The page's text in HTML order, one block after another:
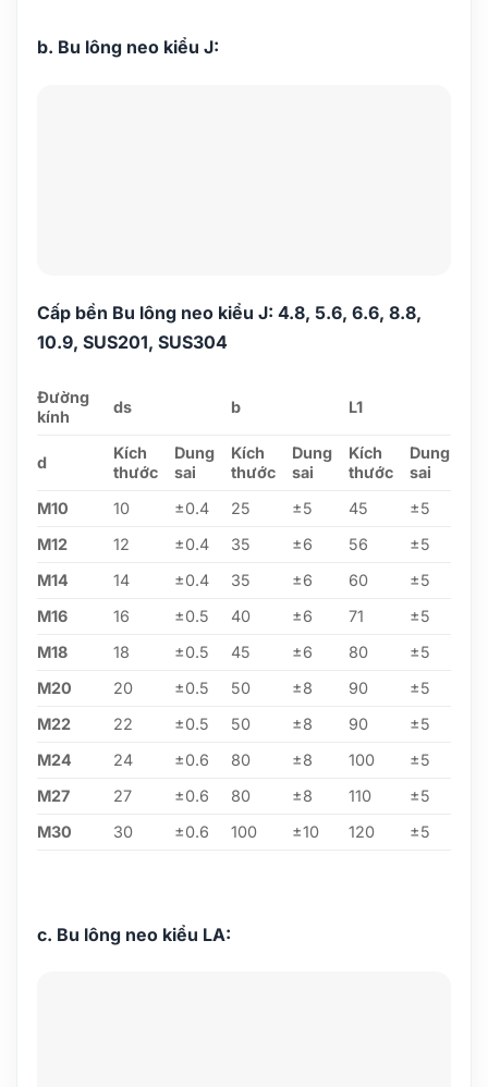
b. Bu lông neo kiểu J:
Cấp bền Bu lông neo kiểu J: 4.8, 5.6, 6.6, 8.8,
10.9, SUS201, SUS304
Đường
kính
ds b L1
d
Kích
thước
Dung
sai
Kích
thước
Dung
sai
Kích
thước
Dung
sai
M10
10 ±0.4 25 ±5 45
±5
M12
12 ±0.4 35 ±6 56
±5
M14
14 ±0.4 35 ±6 60
±5
M16
16 ±0.5 40 ±6 71
±5
M18
18 ±0.5 45 ±6 80
±5
M20
20 ±0.5 50 ±8 90
±5
M22
22 ±0.5 50 ±8 90
±5
M24
24 ±0.6 80 ±8 100
±5
M27
27 ±0.6 80 ±8 110
±5
M30
30 ±0.6 100 ±10 120 ±5
c. Bu lông neo kiểu LA: